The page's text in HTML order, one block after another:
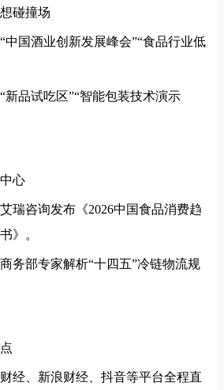
碰撞场
“中国酒业创新发展峰会”“食品行业低
“新品试吃区”“智能包装技术演示
心
瑞咨询发布《2026中国食品消费趋
》。
务部专家解析“十四五”冷链物流规
经、新浪财经、抖音等平台全程直